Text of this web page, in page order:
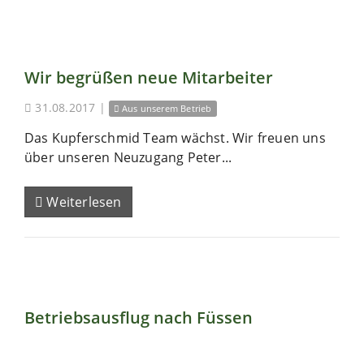
Wir begrüßen neue Mitarbeiter
31.08.2017 | Aus unserem Betrieb
Das Kupferschmid Team wächst. Wir freuen uns
über unseren Neuzugang Peter...
Weiterlesen
Betriebsausflug nach Füssen